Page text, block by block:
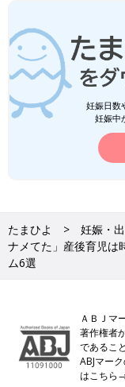
妊娠日数
妊娠中
たまひよ 妊娠・
ナメてた」産後育児は
ム6選
ＡＢＪマ
著作権者
であるこ
ABJマー
はこち